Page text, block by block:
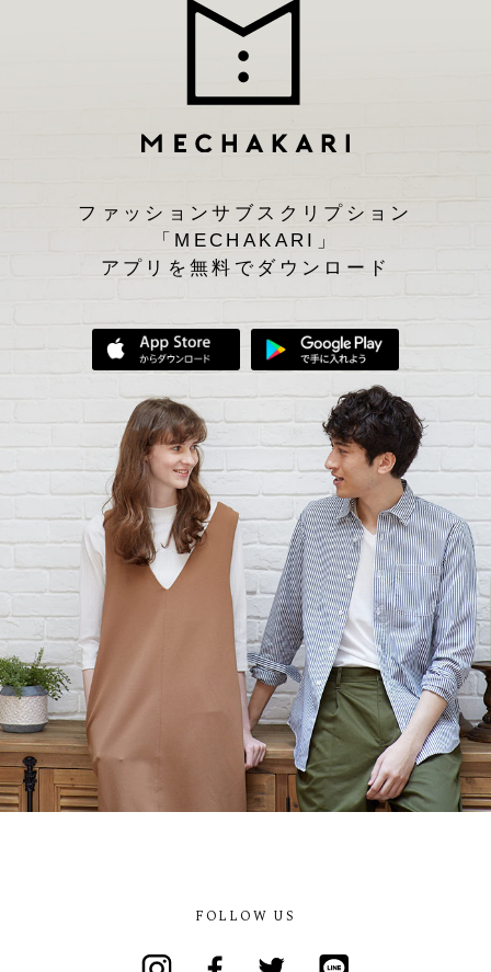
ファッションサブスクリプション
「MECHAKARI」
アプリを無料でダウンロード
App Storeからダウンロード
FOLLOW US